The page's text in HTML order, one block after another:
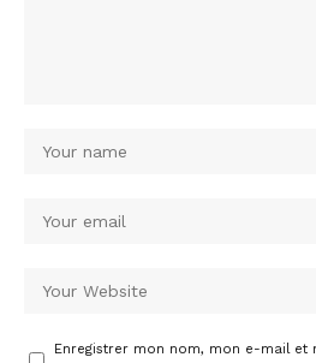
Enregistrer mon nom, mon e-mail et